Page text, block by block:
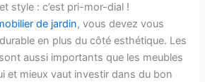
style : c’est pri-mor-dial !
de jardin, vous devez vous
en plus du côté esthétique. Les
aussi importants que les meubles
et mieux vaut investir dans du bon